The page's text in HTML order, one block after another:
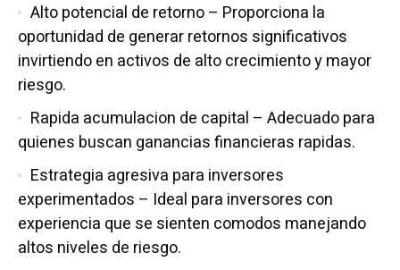
Alto potencial de retorno – Proporciona la
oportunidad de generar retornos significativos
invirtiendo en activos de alto crecimiento y mayor
riesgo.
Rapida acumulacion de capital – Adecuado para
quienes buscan ganancias financieras rapidas.
Estrategia agresiva para inversores
experimentados – Ideal para inversores con
experiencia que se sienten comodos manejando
altos niveles de riesgo.